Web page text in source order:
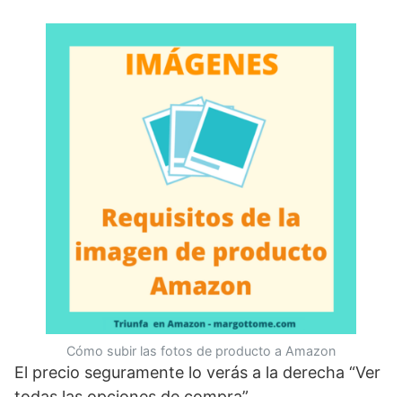
Cómo subir las fotos de producto a Amazon
El precio seguramente lo verás a la derecha “Ver